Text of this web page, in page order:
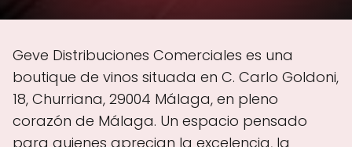
Geve Distribuciones Comerciales es una
boutique de vinos situada en C. Carlo Goldoni,
18, Churriana, 29004 Málaga, en pleno
corazón de Málaga. Un espacio pensado
para quienes aprecian la excelencia, la